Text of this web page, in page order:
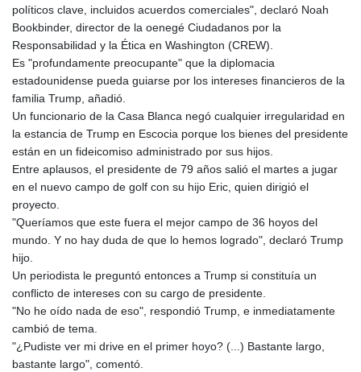
políticos clave, incluidos acuerdos comerciales", declaró Noah
Bookbinder, director de la oenegé Ciudadanos por la
Responsabilidad y la Ética en Washington (CREW).
Es "profundamente preocupante" que la diplomacia
estadounidense pueda guiarse por los intereses financieros de la
familia Trump, añadió.
Un funcionario de la Casa Blanca negó cualquier irregularidad en
la estancia de Trump en Escocia porque los bienes del presidente
están en un fideicomiso administrado por sus hijos.
Entre aplausos, el presidente de 79 años salió el martes a jugar
en el nuevo campo de golf con su hijo Eric, quien dirigió el
proyecto.
"Queríamos que este fuera el mejor campo de 36 hoyos del
mundo. Y no hay duda de que lo hemos logrado", declaró Trump
hijo.
Un periodista le preguntó entonces a Trump si constituía un
conflicto de intereses con su cargo de presidente.
"No he oído nada de eso", respondió Trump, e inmediatamente
cambió de tema.
"¿Pudiste ver mi drive en el primer hoyo? (...) Bastante largo,
bastante largo", comentó.